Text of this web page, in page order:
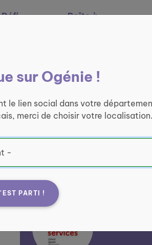
Défi
Boîte à
sur Ogénie !
le lien social dans votre
merci de choisir votre localisation.
PARTI !